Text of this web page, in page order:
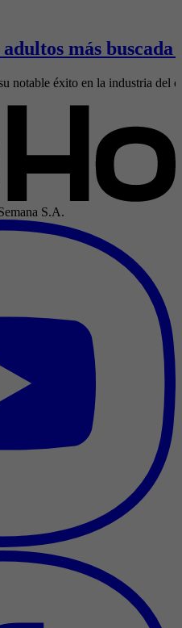
más
notable éxito en la industria del
S.A.